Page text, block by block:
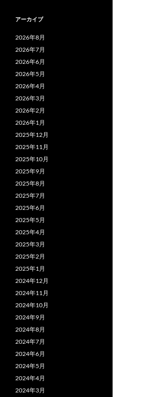
アーカイブ
2026年8月
2026年7月
2026年6月
2026年5月
2026年4月
2026年3月
2026年2月
2026年1月
2025年12月
2025年11月
2025年10月
2025年9月
2025年8月
2025年7月
2025年6月
2025年5月
2025年4月
2025年3月
2025年2月
2025年1月
2024年12月
2024年11月
2024年10月
2024年9月
2024年8月
2024年7月
2024年6月
2024年5月
2024年4月
2024年3月